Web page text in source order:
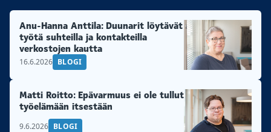
Anu-Hanna Anttila: Duunarit löytävät
työtä suhteilla ja kontakteilla
verkostojen kautta
16.6.2026 BLOGI
Matti Roitto: Epävarmuus ei ole tullut
työelämään itsestään
9.6.2026 BLOGI